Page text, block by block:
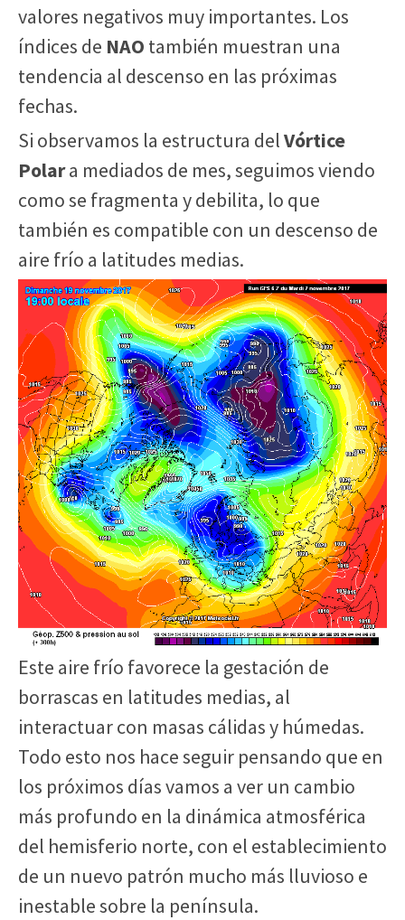
valores negativos muy importantes. Los
índices de NAO también muestran una
tendencia al descenso en las próximas
fechas.
Si observamos la estructura delVórtice
Polara mediados de mes, seguimos viendo
como se fragmenta y debilita, lo que
también es compatible con un descenso de
aire frío a latitudes medias.
Este aire frío favorece la gestación de
borrascas en latitudes medias, al
interactuar con masas cálidas y húmedas.
Todo esto nos hace seguir pensando que en
los próximos días vamos a ver un cambio
más profundo en la dinámica atmosférica
del hemisferio norte, con el establecimiento
de un nuevo patrón mucho más lluvioso e
inestable sobre la península.